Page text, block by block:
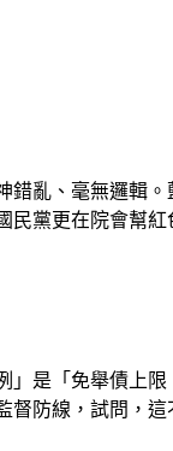
亂、毫無邏輯
黨更在院會幫
是「免舉債上
防線，試問，